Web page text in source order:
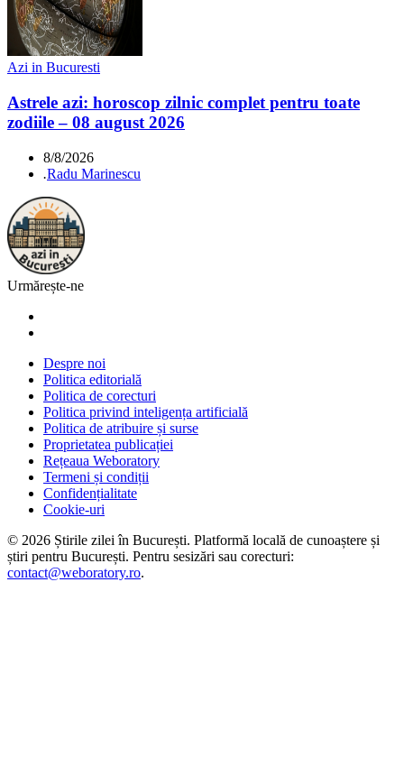
Azi in Bucuresti
Astrele azi: horoscop zilnic complet pentru toate
zodiile – 08 august 2026
8/8/2026
.Radu Marinescu
Urmărește-ne
Despre noi
Politica editorială
Politica de corecturi
Politica privind inteligența artificială
Politica de atribuire și surse
Proprietatea publicației
Rețeaua Weboratory
Termeni și condiții
Confidențialitate
Cookie-uri
© 2026 Știrile zilei în București. Platformă locală de cunoaștere și
știri pentru București. Pentru sesizări sau corecturi:
contact@weboratory.ro.